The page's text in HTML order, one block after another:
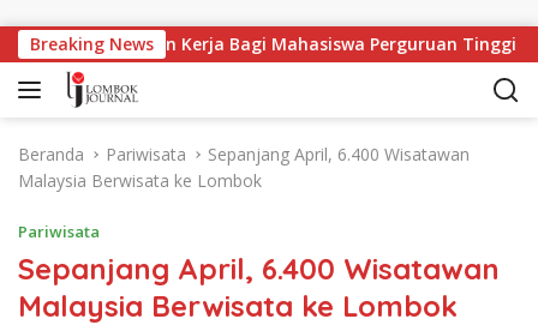
Breaking News
Lapangan Kerja Bagi Mahasiswa Perguruan Tinggi
Beranda Pariwisata
Sepanjang April, 6.400 Wisatawan
Malaysia Berwisata ke Lombok
Pariwisata
Sepanjang April, 6.400 Wisatawan
Malaysia Berwisata ke Lombok